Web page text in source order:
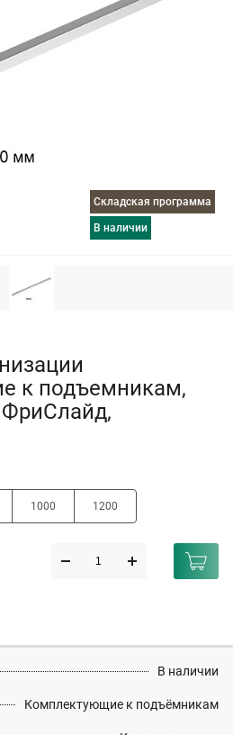
Складская программа
в наличии
к подъемникам,
1000 1200
В наличии
Комплектующие к подъёмникам